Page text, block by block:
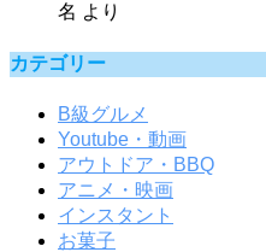
名 より
カテゴリー
B級グルメ
Youtube・動画
アウトドア・BBQ
アニメ・映画
インスタント
お菓子